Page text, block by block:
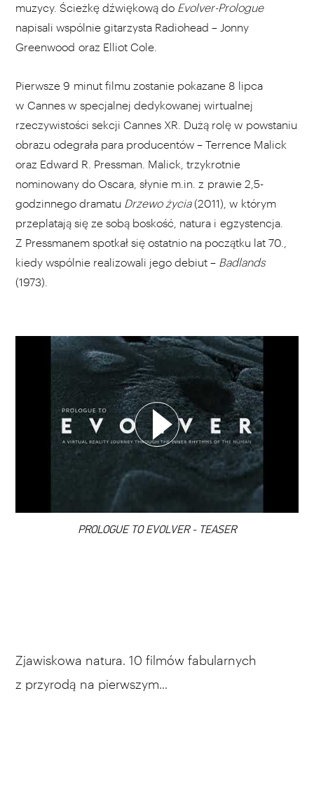
muzycy. Ścieżkę dźwiękową do Evolver-Prologue
napisali wspólnie gitarzysta Radiohead – Jonny
Greenwood oraz Elliot Cole.
Pierwsze 9 minut filmu zostanie pokazane 8 lipca
w Cannes w specjalnej dedykowanej wirtualnej
rzeczywistości sekcji Cannes XR. Dużą rolę w powstaniu
obrazu odegrała para producentów – Terrence Malick
oraz Edward R. Pressman. Malick, trzykrotnie
nominowany do Oscara, słynie m.in. z prawie 2,5-
godzinnego dramatu Drzewo życia(2011), w którym
przeplatają się ze sobą boskość, natura i egzystencja.
Z Pressmanem spotkał się ostatnio na początku lat 70.,
kiedy wspólnie realizowali jego debiut – Badlands
(1973).
00:00PROLOGUE TO EVOLVER - TEASER
WYBIERZ SWOJĄ PLAYLISTĘ
DODAJ TEN FILM DO PLAYLISTY
Zjawiskowa natura. 10 filmów fabularnych
z przyrodą na pierwszym...